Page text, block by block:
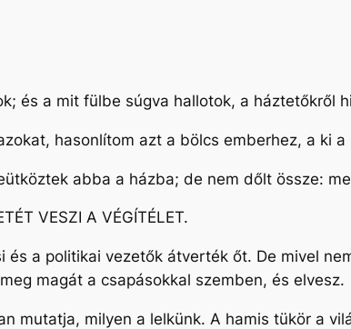
és a mit fülbe súgva hallotok, a háztetőkről
hasonlítom azt a bölcs emberhez, a ki
abba a házba; de nem dőlt össze:
VESZI A VÉGÍTÉLET.
a politikai vezetők átverték őt. De mivel
magát a csapásokkal szemben, és elvesz.
mutatja, milyen a lelkünk. A hamis tükör a